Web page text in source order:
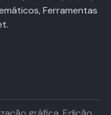
Ferramentas